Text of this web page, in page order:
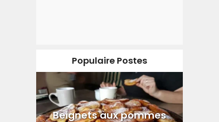
Populaire Postes
Beignets aux pommes